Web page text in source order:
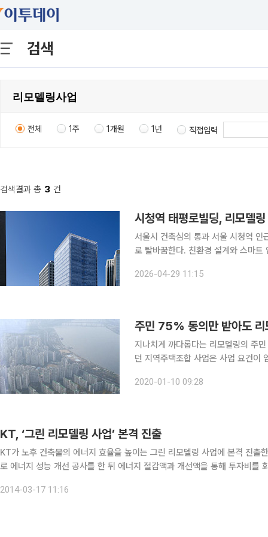
검색
전체 1주 1개월 1년 직접입력
검색결과 총 3 건
시청역 태평로빌딩, 리모델
서울시 건축심의 통과 서울 시청역 인근 태평로빌딩이 리모델링을 거쳐 미래지향적 스마트 오피스
로 탈바꿈한다. 친환경 설계와 스마트
역 1-2지구 태평로빌딩 리모델링 사
2026-04-29 11:15
주민 75% 동의만 받아도
지나치게 까다롭다는 리모델링의 주
던 지역주택조합 사업은 사업 요건이 엄격해진다. 국회는 9일 이 같은 내
ㆍ주택 소유 가구에 매도 청구권을 행
2020-01-10 09:28
KT, ‘그린 리모델링 사업’ 본격 진출
KT가 노후 건축물의 에너지 효율을 높이는 그린 리모델링 사업에 본격 진출한다고 17일 밝혔다. 그린 리모델
로 에너지 성능 개선 공사를 한 뒤 에너지 절감액과 개선액을 통해 투자비를
2014-03-17 11:16